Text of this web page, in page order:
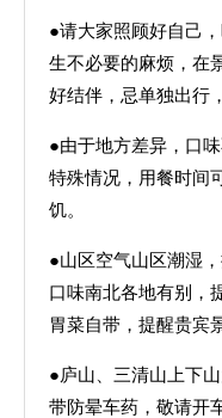
●请大家照顾好自己
生不必要的麻烦，在
好结伴，忌单独出行
●由于地方差异，口
特殊情况，用餐时间
饥。
●山区空气山区潮湿
口味南北各地有别，
胃菜自带，提醒贵宾
●庐山、三清山上下
带防晕车药，敬请开